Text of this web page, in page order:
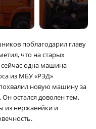
поблагодарил главу
что на старых
одна машина
из МБУ «РЭД»
новую машину за
остался доволен тем,
из нержавейки и